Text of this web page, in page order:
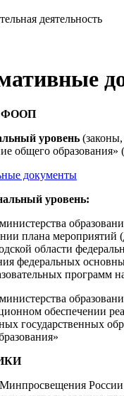
деятельность
ФООП
уровень
общего
документы
уровень:
плана мероприятий
области
федеральных
программ
обеспечении
государственных